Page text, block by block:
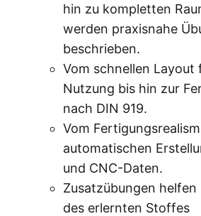
hin zu kompletten
werden praxisnahe
beschrieben.
Vom schnellen Layout
Nutzung bis hin zur
nach DIN 919.
Vom
automatischen
und CNC-Daten.
Zusatzübungen
des erlernten Stoffes